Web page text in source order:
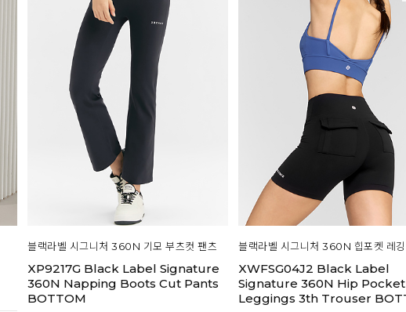
블랙라벨 시그니처 360N 기모 부츠컷 팬츠
XP9217G Black Label Signature
360N Napping Boots Cut Pants
BOTTOM
블랙라벨 시그니처 360N 힙포켓 레
XWFSG04J2 Black Label
Signature 360N Hip Pocket
Leggings 3th Trouser